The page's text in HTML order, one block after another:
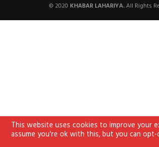
© 2020 KHABAR LAHARIYA.All Rights
This website uses cookies to improve your
assume you're ok with this, but you can